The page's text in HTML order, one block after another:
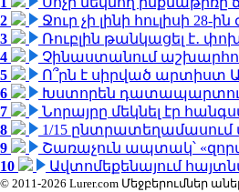
2
Ջուր չի լինի հուլիսի 28-
3
Ռուբլին թանկացել է․
4
Չինաստանում
5
Ո՞րն է սիրված արտիստ
6
Խստորեն դատապարտում
7
Նորայրը մեկնել էր
8
1/15 ընտրատեղամասում
9
Շառաչուն ապտակ՝
10
Ավտոմեքենայում
© 2011-2026 Lurer.com